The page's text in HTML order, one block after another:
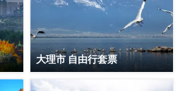
大理市 自由行套票